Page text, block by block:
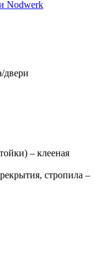
двери
– клееная
стропила –